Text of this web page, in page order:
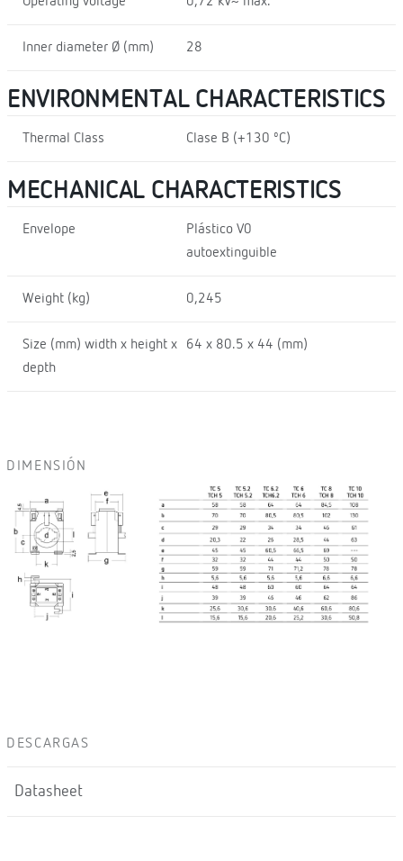
Inner diameter Ø (mm) 28
ENVIRONMENTAL CHARACTERISTICS
Thermal Class Clase B (+130 ºC)
MECHANICAL CHARACTERISTICS
Envelope
Plástico V0
autoextinguible
Weight (kg) 0,245
Size (mm) width x height x
depth
64 x 80.5 x 44 (mm)
DIMENSIÓN
DESCARGAS
Datasheet